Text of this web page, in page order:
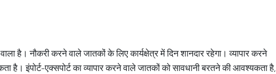
है। नौकरी करने वाले जातकों के लिए कार्यक्षेत्र में दिन शानदार रहेगा। व्यापार करने
है। इंपोर्ट-एक्सपोर्ट का व्यापार करने वाले जातकों को सावधानी बरतने की आवश्यकता है,